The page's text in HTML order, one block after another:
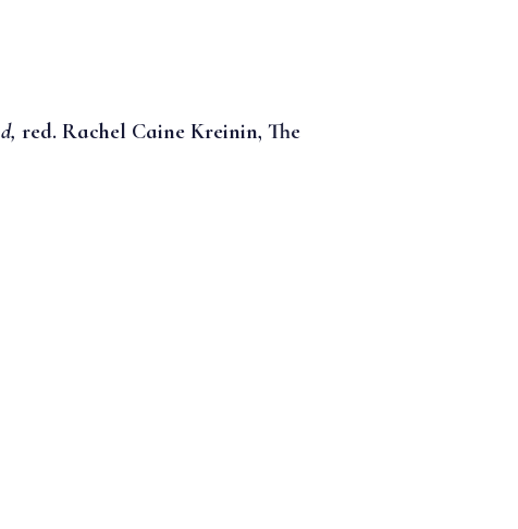
red. Rachel Caine Kreinin, The